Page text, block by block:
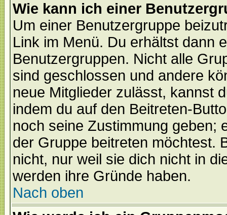
Wie kann ich einer
Um einer Benutzergruppe
Link im Menü. Du erhältst dann
Benutzergruppen. Nicht alle
sind geschlossen und andere
neue Mitglieder zulässt, kannst
indem du auf den Beitreten-
noch seine Zustimmung geben;
der Gruppe beitreten möchtest.
nicht, nur weil sie dich nicht in
werden ihre Gründe haben.
Nach oben